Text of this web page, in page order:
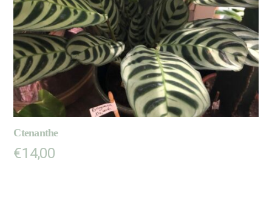
Ctenanthe
€14,00